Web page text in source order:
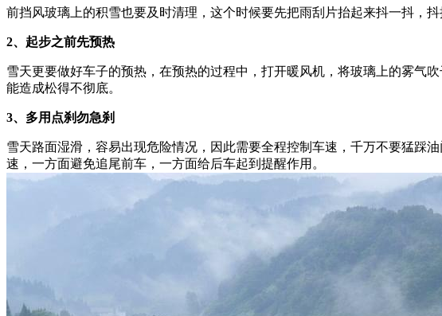
前挡风玻璃上的积雪也要及时清理，这个时候要先把雨刮片抬起来抖一抖，
2、起步之前先预热
雪天更要做好车子的预热，在预热的过程中，打开暖风机，将玻璃上的雾气
能造成松得不彻底。
3、多用点刹勿急刹
雪天路面湿滑，容易出现危险情况，因此需要全程控制车速，千万不要猛踩
速，一方面避免追尾前车，一方面给后车起到提醒作用。